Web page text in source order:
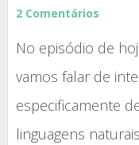
2 Comentários
No episódio de
vamos falar de
especificamente
linguagens